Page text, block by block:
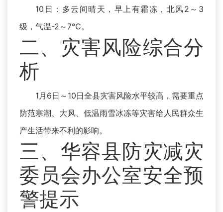
10日：多云间晴天，早上有霜冻，北风2～3
级，气温-2～7℃。
二、灾害风险综合分
析
1月6日～10日全县灾害风险水平较高，需要重点
防范寒潮、大风、低温雨雪冰冻等灾害给人民群众生
产生活带来不利的影响。
三、华容县防灾减灾
委员会办公室安全预
警提示